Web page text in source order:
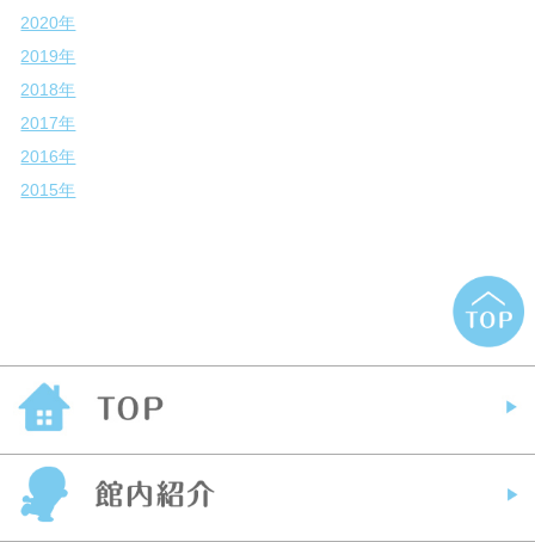
2020年
2019年
2018年
2017年
2016年
2015年